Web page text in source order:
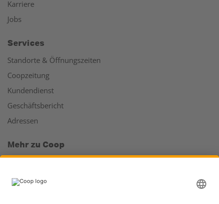
Karriere
Jobs
Services
Standorte & Öffnungszeiten
Coopzeitung
Kundendienst
Geschäftsbericht
Adressen
Mehr zu Coop
Läden & Services